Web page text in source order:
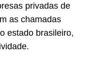
privadas de
as chamadas
estado brasileiro,